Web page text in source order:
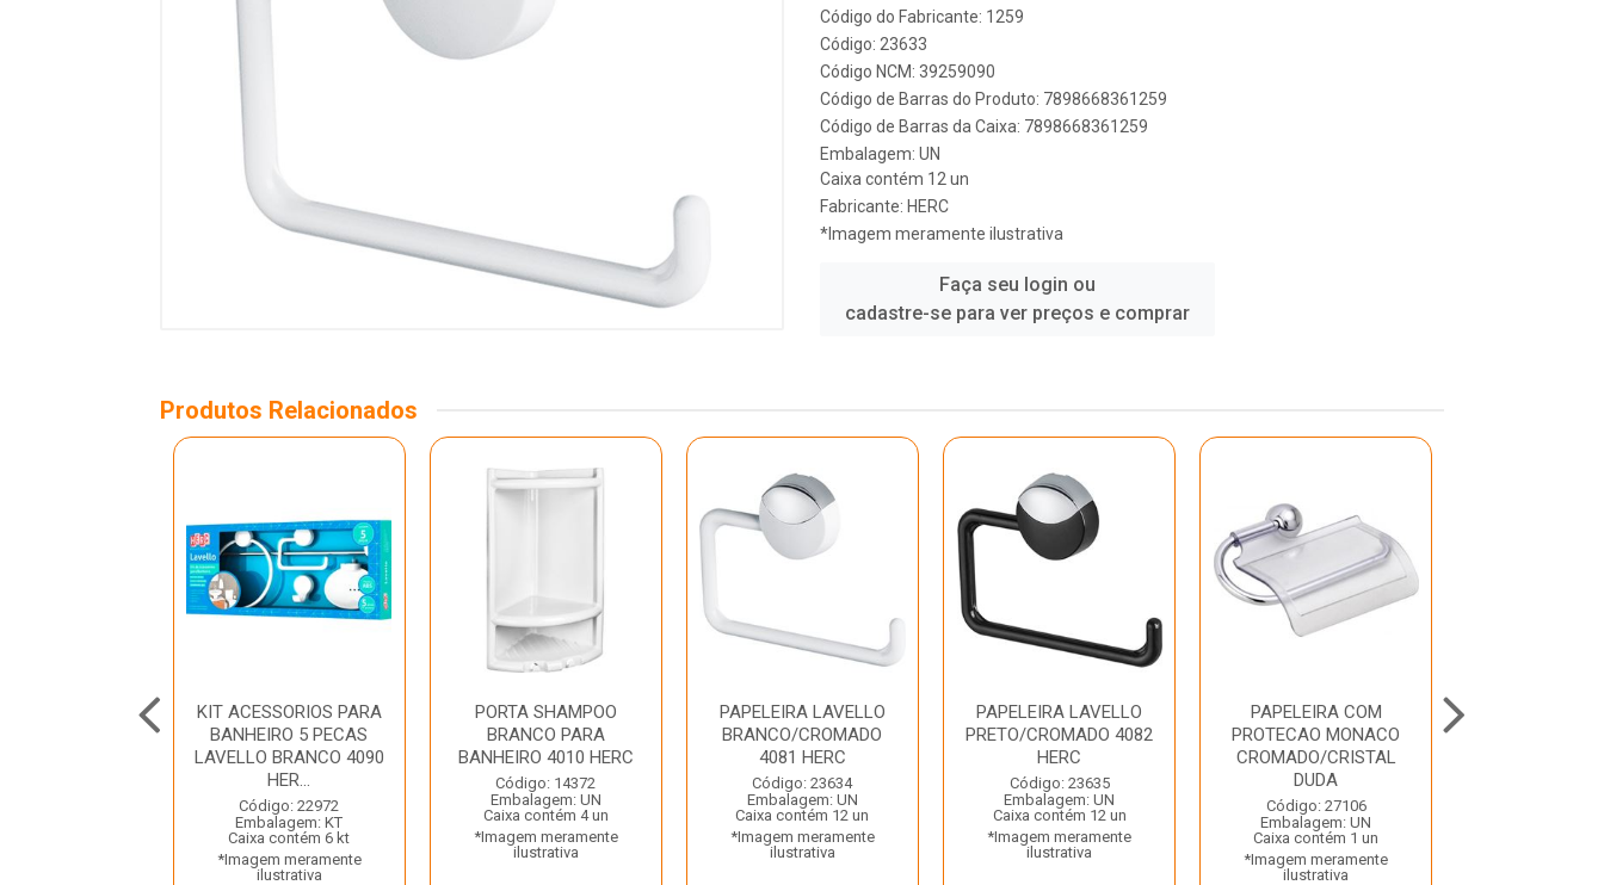
Código do Fabricante: 1259
Código: 23633
Código NCM: 39259090
Código de Barras do Produto: 7898668361259
Código de Barras da Caixa: 7898668361259
Embalagem: UN
Caixa contém 12 un
Fabricante: HERC
*Imagem meramente ilustrativa
Faça seu login ou
cadastre-se para ver preços e comprar
Produtos Relacionados
KIT ACESSORIOS PARA
BANHEIRO 5 PECAS
LAVELLO BRANCO 4090
HER...
Código: 22972
Embalagem: KT
Caixa contém 6 kt
*Imagem meramente
ilustrativa
PORTA SHAMPOO
BRANCO PARA
BANHEIRO 4010 HERC
Código: 14372
Embalagem: UN
Caixa contém 4 un
*Imagem meramente
ilustrativa
PAPELEIRA LAVELLO
BRANCO/CROMADO
4081 HERC
Código: 23634
Embalagem: UN
Caixa contém 12 un
*Imagem meramente
ilustrativa
PAPELEIRA LAVELLO
PRETO/CROMADO 4082
HERC
Código: 23635
Embalagem: UN
Caixa contém 12 un
*Imagem meramente
ilustrativa
PAPELEIRA COM
PROTECAO MONACO
CROMADO/CRISTAL
DUDA
Código: 27106
Embalagem: UN
Caixa contém 1 un
*Imagem meramente
ilustrativa